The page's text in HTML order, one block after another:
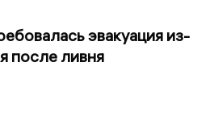
эвакуация из-
после ливня